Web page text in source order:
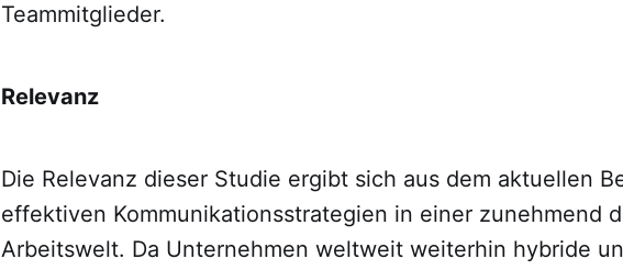
Teammitglieder.
Relevanz
Die Relevanz dieser Studie ergibt sich aus dem aktuellen
effektiven Kommunikationsstrategien in einer zunehmend
Arbeitswelt. Da Unternehmen weltweit weiterhin hybride